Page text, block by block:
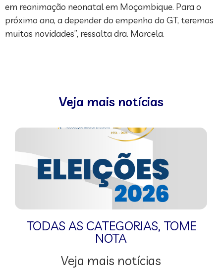
em reanimação neonatal em Moçambique. Para o
próximo ano, a depender do empenho do GT, teremos
muitas novidades”, ressalta dra. Marcela.
Veja mais notícias
TODAS AS CATEGORIAS, TOME
NOTA
Veja mais notícias